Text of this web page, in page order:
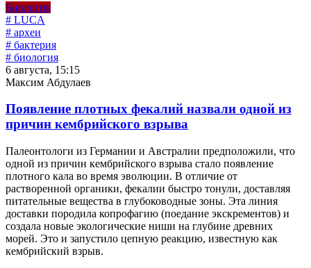
Биология
# LUCA
# археи
# бактерия
# биология
6 августа, 15:15
Максим Абдулаев
Появление плотных фекалий назвали одной из
причин кембрийского взрыва
Палеонтологи из Германии и Австралии предположили, что
одной из причин кембрийского взрыва стало появление
плотного кала во время эволюции. В отличие от
растворенной органики, фекалии быстро тонули, доставляя
питательные вещества в глубоководные зоны. Эта линия
доставки породила копрофагию (поедание экскрементов) и
создала новые экологические ниши на глубине древних
морей. Это и запустило цепную реакцию, известную как
кембрийский взрыв.